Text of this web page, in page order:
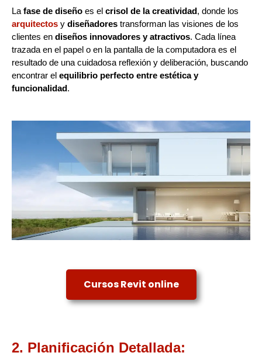
La fase de diseño es el crisol de la creatividad, donde los
arquitectos y diseñadores transforman las visiones de los
clientes en diseños innovadores y atractivos. Cada línea
trazada en el papel o en la pantalla de la computadora es el
resultado de una cuidadosa reflexión y deliberación, buscando
encontrar el equilibrio perfecto entre estética y
funcionalidad.
Cursos Revit online
2. Planificación Detallada: